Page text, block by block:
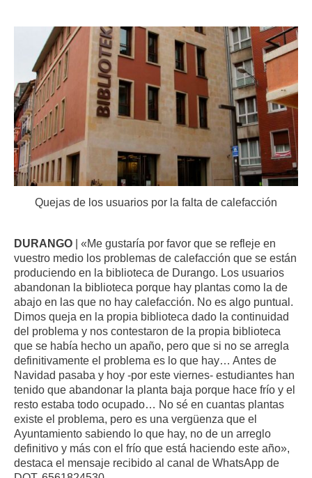
Quejas de los usuarios por la falta de calefacción
DURANGO | «Me gustaría por favor que se refleje en
vuestro medio los problemas de calefacción que se están
produciendo en la biblioteca de Durango. Los usuarios
abandonan la biblioteca porque hay plantas como la de
abajo en las que no hay calefacción. No es algo puntual.
Dimos queja en la propia biblioteca dado la continuidad
del problema y nos contestaron de la propia biblioteca
que se había hecho un apaño, pero que si no se arregla
definitivamente el problema es lo que hay… Antes de
Navidad pasaba y hoy -por este viernes- estudiantes han
tenido que abandonar la planta baja porque hace frío y el
resto estaba todo ocupado… No sé en cuantas plantas
existe el problema, pero es una vergüenza que el
Ayuntamiento sabiendo lo que hay, no de un arreglo
definitivo y más con el frío que está haciendo este año»,
destaca el mensaje recibido al canal de WhatsApp de